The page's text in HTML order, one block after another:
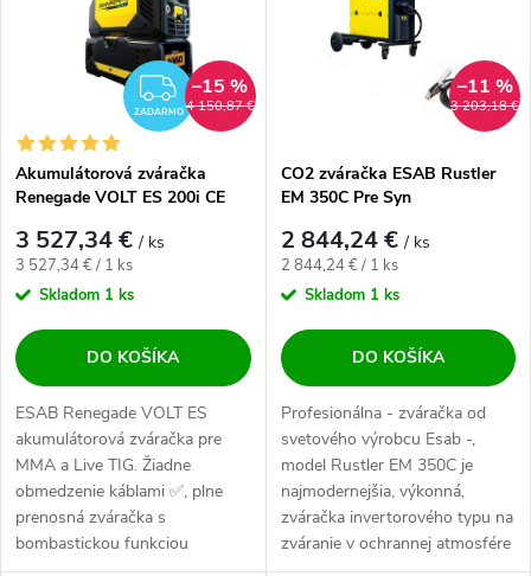
Abecedne
ZADARMO
ZADARMO4 150,87 €
–15 %
Akumulátorová zváračka
Renegade VOLT ES 200i CE
3 527,34 €/ ks
Jednotková cena:
3 527,34 € / 1 ks
Skladom 1 ks
DO KOŠÍKA
ESAB Renegade VOLT ES
akumulátorová zváračka pre
MMA a Live TIG. Žiadne
obmedzenie káblami ✅, plne
prenosná zváračka s
bombastickou funkciou
HYBRID✅. Špičkový stroj pre...
3 203,18 €
–11 %
CO2 zváračka ESAB Rustler
EM 350C Pre Syn
2 844,24 €/ ks
Jednotková cena:
2 844,24 € / 1 ks
Skladom 1 ks
DO KOŠÍKA
Profesionálna - zváračka od
svetového výrobcu Esab -,
model Rustler EM 350C je
najmodernejšia, výkonná,
zváračka invertorového typu na
zváranie v ochrannej atmosfére
MIG....